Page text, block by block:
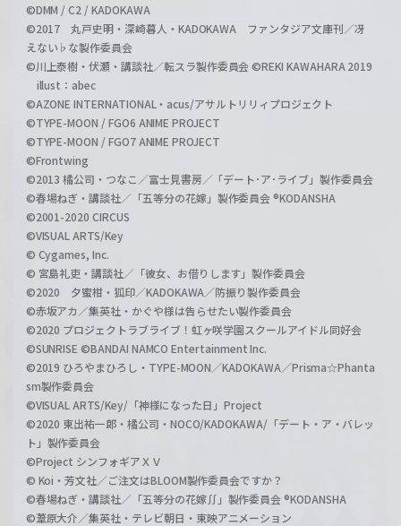
©DMM / C2 / KADOKAWA
©2017 丸戸史明・深崎暮人・KADOKAWA ファンタジア文庫刊／冴
えない♭な製作委員会
©川上泰樹・伏瀬・講談社／転スラ製作委員会 ©REKI KAWAHARA 2019
illust：abec
©AZONE INTERNATIONAL・acus/アサルトリリィプロジェクト
©TYPE-MOON / FGO6 ANIME PROJECT
©TYPE-MOON / FGO7 ANIME PROJECT
©Frontwing
©2013 橘公司・つなこ／富士見書房／「デート･ア･ライブ」製作委員会
©春場ねぎ・講談社／「五等分の花嫁」製作委員会 ®KODANSHA
©2001-2020 CIRCUS
©VISUAL ARTS/Key
© Cygames, Inc.
© 宮島礼吏・講談社／「彼女、お借りします」製作委員会
©2020 夕蜜柑・狐印／KADOKAWA／防振り製作委員会
©赤坂アカ／集英社・かぐや様は告らせたい製作委員会
©2020 プロジェクトラブライブ！虹ヶ咲学園スクールアイドル同好会
©SUNRISE ©BANDAI NAMCO Entertainment Inc.
©2019 ひろやまひろし・TYPE-MOON／KADOKAWA／Prisma☆Phanta
sm製作委員会
©VISUAL ARTS/Key/「神様になった日」Project
©2020 東出祐一郎・橘公司・NOCO/KADOKAWA/「デート・ア・バレッ
ト」製作委員会
©Project シンフォギアＸＶ
© Koi・芳文社／ご注文はBLOOM製作委員会ですか？
©春場ねぎ・講談社／「五等分の花嫁∬」製作委員会 ®KODANSHA
©葦原大介／集英社・テレビ朝日・東映アニメーション